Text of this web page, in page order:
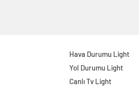
Hava Durumu Light
Yol Durumu Light
Canlı Tv Light